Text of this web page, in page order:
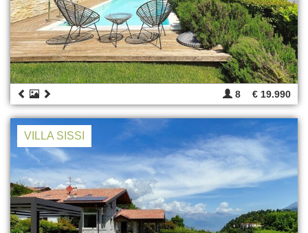
8 € 19.990
VILLA SISSI